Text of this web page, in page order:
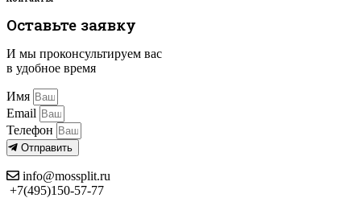
Оставьте заявку
И мы проконсультируем вас
в удобное время
Имя
Email
Телефон
Отправить
info@mossplit.ru
+7(495)150-57-77